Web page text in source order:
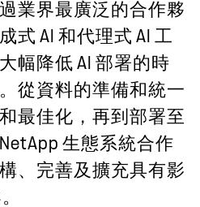
業界最廣泛的合作夥
式 AI 和代理式 AI 工
幅降低 AI 部署的時
從資料的準備和統一
最佳化，再到部署至
生態系統合作
、完善及擴充具有影